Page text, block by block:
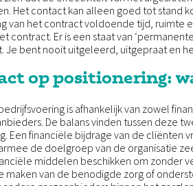
Het contact kan alleen goed tot stand
van het contract voldoende tijd, ruimte
contract. Er is een staat van
Je bent nooit uitgeleerd, uitgepraat en
op positionering:
is afhankelijk van zowel
De balans vinden tussen deze
Een financiële bijdrage van de cliënten
de doelgroep van de organisatie
middelen beschikken om zonder
maken van de benodigde zorg of